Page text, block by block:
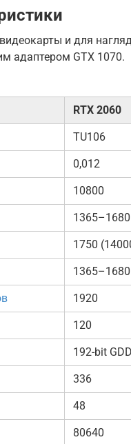
и для
адаптером GTX 1070.
RTX 2060
TU106
0,012
10800
1365–1680
1750
1365–1680
1920
120
192-bit
336
48
80640